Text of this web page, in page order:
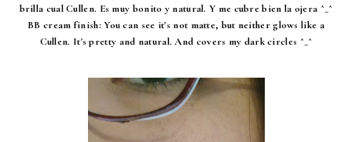
brilla cual Cullen. Es muy bonito y natural. Y me cubre bien la ojera ^_^
BB cream finish: You can see it's not matte, but neither glows like a
Cullen. It's pretty and natural. And covers my dark circles ^_^